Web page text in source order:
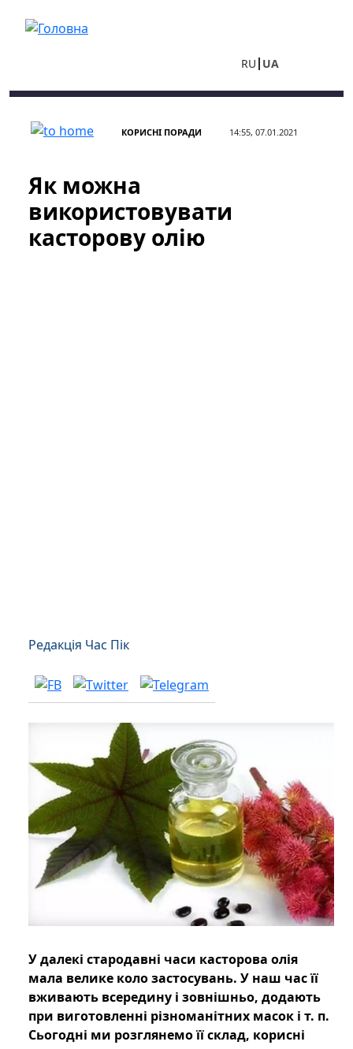
RU UA
КОРИСНІ ПОРАДИ 14:55, 07.01.2021
Як можна
використовувати
касторову олію
Редакція Час Пік
У далекі стародавні часи касторова олія
мала велике коло застосувань. У наш час її
вживають всередину і зовнішньо, додають
при виготовленні різноманітних масок і т. п.
Сьогодні ми розглянемо її склад, корисні